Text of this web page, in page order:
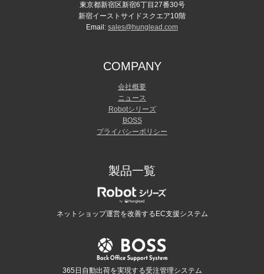
東京都新宿区新宿6丁目27番30号
新宿イーストサイドスクエア10階
Email: sales@hunglead.com
COMPANY
会社概要
ニュース
Robotシリーズ
BOSS
プライバシーポリシー
製品一覧
ネットショップ運営を改善するEC支援システム
365日自動出荷を実現する受注管理システム